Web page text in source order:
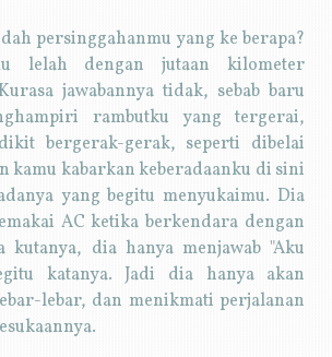
persinggahanmu yang ke berapa?
lelah dengan jutaan kilometer
jawabannya tidak, sebab baru
rambutku yang tergerai,
bergerak-gerak, seperti dibelai
kamu kabarkan keberadaanku di sini
yang begitu menyukaimu. Dia
AC ketika berkendara dengan
kutanya, dia hanya menjawab "Aku
katanya. Jadi dia hanya akan
lebar, dan menikmati perjalanan